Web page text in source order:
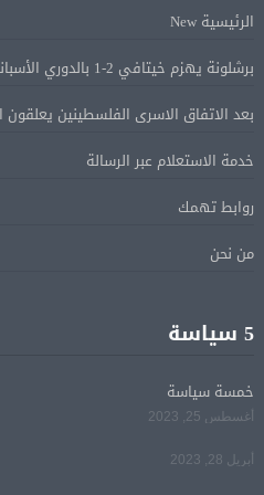
الإسرائيلية بالقدس.. ويطلق تحركا دوليا
قاسية
الكامل مع اليونان في مواجهة تداعيات
الرئيس السيسى يستقبل ملك البحرين
فى زيارة لتعزيز أواصر الأخوة الراسخة
الشقيقين
مي سليم: سعيدة بالعودة الى الكوميديا
الرئيسية New
برشلونة يهزم خيتافي 2-1 بالدوري الأسباني
بعد الاتفاق الاسرى الفلسطينين يعلقون
خدمة الاستعلام عبر الرسالة
روابط تهمك
من نحن
5 سياسة
خمسة سياسة
أغسطس 25, 2023
أبريل 28, 2023